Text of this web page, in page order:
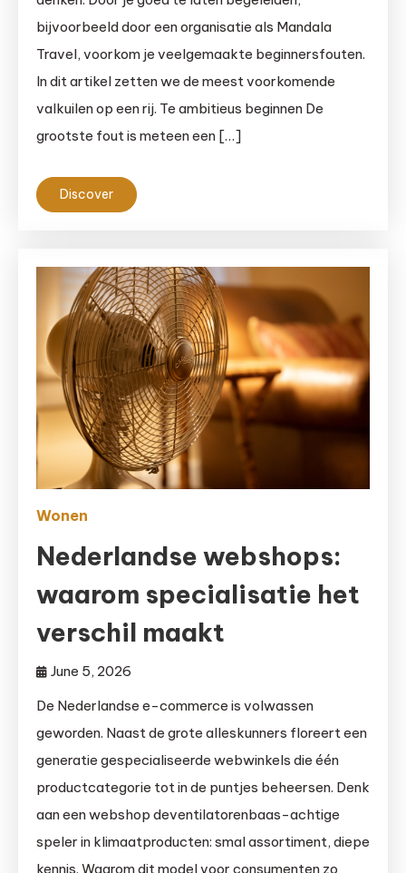
bijvoorbeeld door een organisatie als Mandala
Travel, voorkom je veelgemaakte beginnersfouten.
In dit artikel zetten we de meest voorkomende
valkuilen op een rij. Te ambitieus beginnen De
grootste fout is meteen een […]
Discover
Wonen
Nederlandse webshops:
waarom specialisatie het
verschil maakt
June 5, 2026
De Nederlandse e-commerce is volwassen
geworden. Naast de grote alleskunners floreert een
generatie gespecialiseerde webwinkels die één
productcategorie tot in de puntjes beheersen. Denk
aan een webshop deventilatorenbaas-achtige
speler in klimaatproducten: smal assortiment, diepe
kennis. Waarom dit model voor consumenten zo